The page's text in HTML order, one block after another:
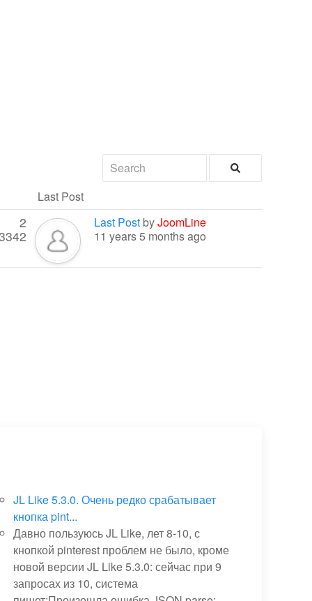
Last Post
2 Last PostbyJoomLine
11 years 5 months ago
JL Like 5.3.0. Очень редко срабатывает
кнопка pint...
Давно пользуюсь JL Like, лет 8-10, с
кнопкой pinterest проблем не было, кроме
новой версии JL Like 5.3.0: сейчас при 9
запросах из 10, система